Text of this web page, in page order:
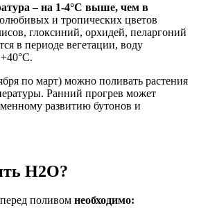
– на 1-4°С выше, чем в
и тропических цветов
глоксиний, орхидей, пеларгоний
в периоде вегетации, воду
по март) можно поливать растения
Ранний прогрев может
развитию бутонов и
H2O?
поливом необходимо: